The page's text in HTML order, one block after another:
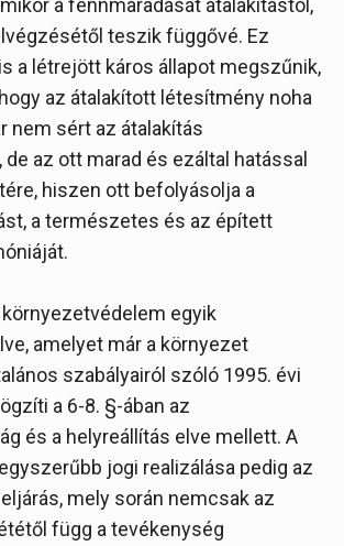
teszik függővé. Ez
a létrejött káros állapot megszűnik,
az átalakított létesítmény noha
nem sért az átalakítás
az ott marad és ezáltal hatással
hiszen ott befolyásolja a
a természetes és az épített
egyik
amelyet már a környezet
szabályairól szóló 1995. évi
a 6-8. §-ában az
és a helyreállítás elve mellett. A
jogi realizálása pedig az
mely során nemcsak az
függ a tevékenység